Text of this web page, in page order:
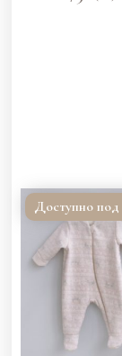
Доступно под